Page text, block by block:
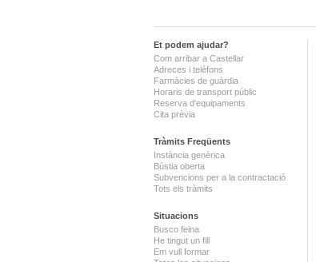
Et podem ajudar?
Com arribar a Castellar
Adreces i telèfons
Farmàcies de guàrdia
Horaris de transport públic
Reserva d'equipaments
Cita prèvia
Tràmits Freqüents
Instància genèrica
Bústia oberta
Subvencions per a la contractació
Tots els tràmits
Situacions
Busco feina
He tingut un fill
Em vull formar